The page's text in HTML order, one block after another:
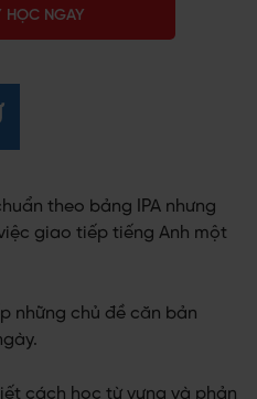
HỌC NGAY
theo bảng IPA nhưng
giao tiếp tiếng Anh một
những chủ đề căn bản
cách học từ vựng và phản